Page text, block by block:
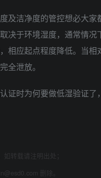
及洁净度的管控想必大
决于环境湿度，通常情
相应起点程度降低。当
全泄放。
证时为何要做低湿验证
转载请注明出处；
删除。